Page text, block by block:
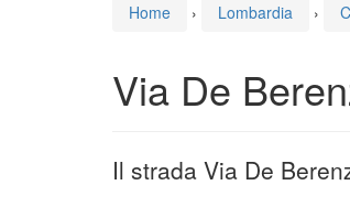
Home › Lombardia ›
Via De
Il strada Via De